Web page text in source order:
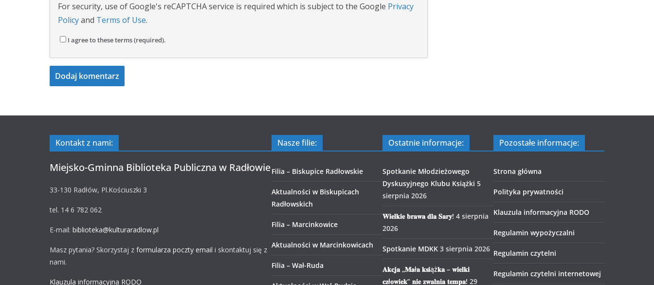
For security, use of Google's reCAPTCHA service is required which is subject to the Google Privacy
Policyand Terms of Use.
I agree to these terms (required).
Kontakt z nami:
Miejsko-Gminna Biblioteka Publiczna w Radłowie
33-130 Radłów, Pl.Kościuszki 3
tel. 14 6 782 062
E-mail: biblioteka@kulturaradlow.pl
Masz pytania? Skorzystaj z formularza poczty email i skontaktuj się z
nami.
Klauzula informacyjna RODO
Nasze filie:
Filia – Biskupice Radłowskie
Aktualności w Biskupicach
Radłowskich
Filia – Marcinkowice
Aktualności w Marcinkowicach
Filia – Wał-Ruda
Ostatnie informacje:
Spotkanie Młodzieżowego
Dyskusyjnego Klubu Książki 5
sierpnia 2026
𝐖𝐢𝐞𝐥𝐤𝐢𝐞 𝐛𝐫𝐚𝐰𝐚 𝐝𝐥𝐚 𝐒𝐚𝐫𝐲! 4 sierpnia
2026
Spotkanie MDKK 3 sierpnia 2026
𝐀𝐤𝐜𝐣𝐚 „𝐌𝐚ł𝐚 𝐤𝐬𝐢ąż𝐤𝐚 – 𝐰𝐢𝐞𝐥𝐤𝐢
𝐜𝐳ł𝐨𝐰𝐢𝐞𝐤” 𝐧𝐢𝐞 𝐳𝐰𝐚𝐥𝐧𝐢𝐚 𝐭𝐞𝐦𝐩𝐚! 29
Pozostałe informacje:
Strona główna
Polityka prywatności
Klauzula informacyjna RODO
Regulamin wypożyczalni
Regulamin czytelni
Regulamin czytelni internetowej